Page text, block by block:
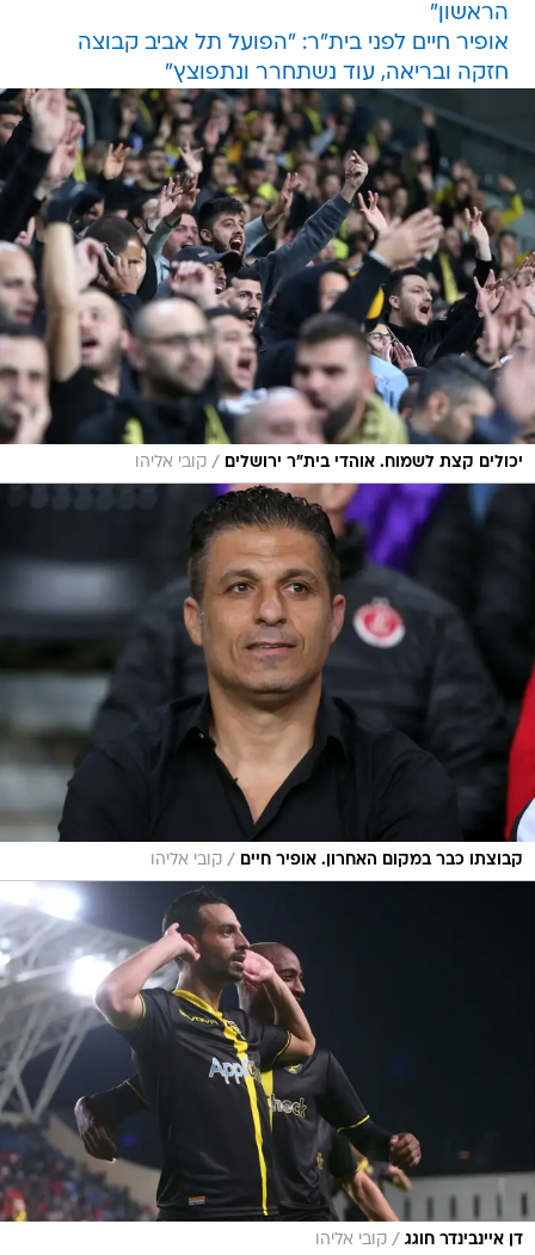
הראשון"
אופיר חיים לפני בית"ר: "הפועל תל אביב קבוצה
חזקה ובריאה, עוד נשתחרר ונתפוצץ"
יכולים קצת לשמוח. אוהדי בית"ר ירושלים / קובי אליהו
קבוצתו כבר במקום האחרון. אופיר חיים / קובי אליהו
דן איינבינדר חוגג / קובי אליהו